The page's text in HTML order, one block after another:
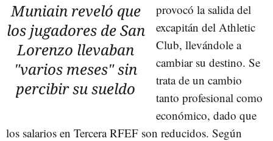
Muniain reveló que
los jugadores de San
Lorenzo llevaban
"varios meses" sin
percibir su sueldo
provocó la salida del
excapitán del Athletic
Club, llevándole a
cambiar su destino. Se
trata de un cambio
tanto profesional como
económico, dado que
los salarios en Tercera RFEF son reducidos. Según